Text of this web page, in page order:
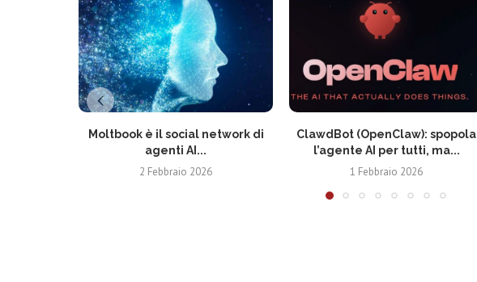
Moltbook è il social network di
agenti AI...
2 Febbraio 2026
ClawdBot (OpenClaw): spopola
l’agente AI per tutti, ma...
1 Febbraio 2026